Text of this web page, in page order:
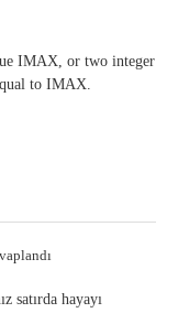
IMAX, or two integer
to IMAX.
satırda hayayı